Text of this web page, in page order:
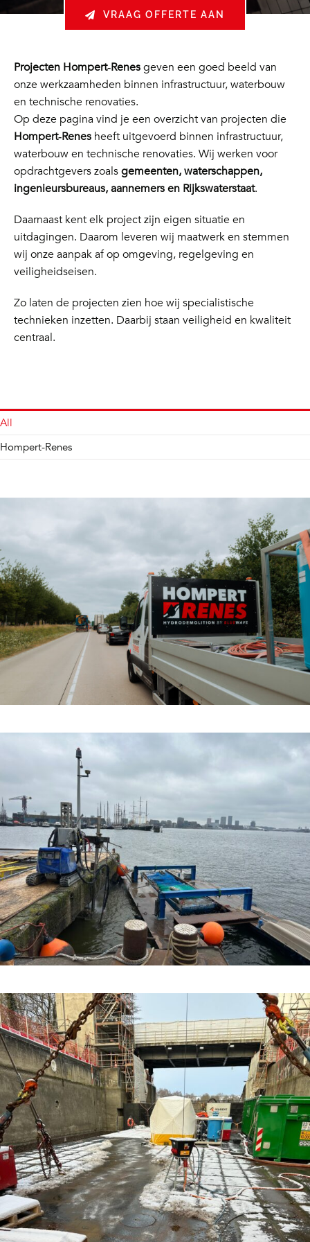
VRAAG OFFERTE AAN
Projecten Hompert‑Renesgeven een goed beeld van
onze werkzaamheden binnen infrastructuur, waterbouw
en technische renovaties.
Op deze pagina vind je een overzicht van projecten die
Hompert‑Renesheeft uitgevoerd binnen infrastructuur,
waterbouw en technische renovaties. Wij werken voor
opdrachtgevers zoalsgemeenten, waterschappen,
ingenieursbureaus, aannemers en Rijkswaterstaat.
Daarnaast kent elk project zijn eigen situatie en
uitdagingen. Daarom leveren wij maatwerk en stemmen
wij onze aanpak af op omgeving, regelgeving en
veiligheidseisen.
Zo laten de projecten zien hoe wij specialistische
technieken inzetten. Daarbij staan veiligheid en kwaliteit
centraal.
All
Hompert-Renes